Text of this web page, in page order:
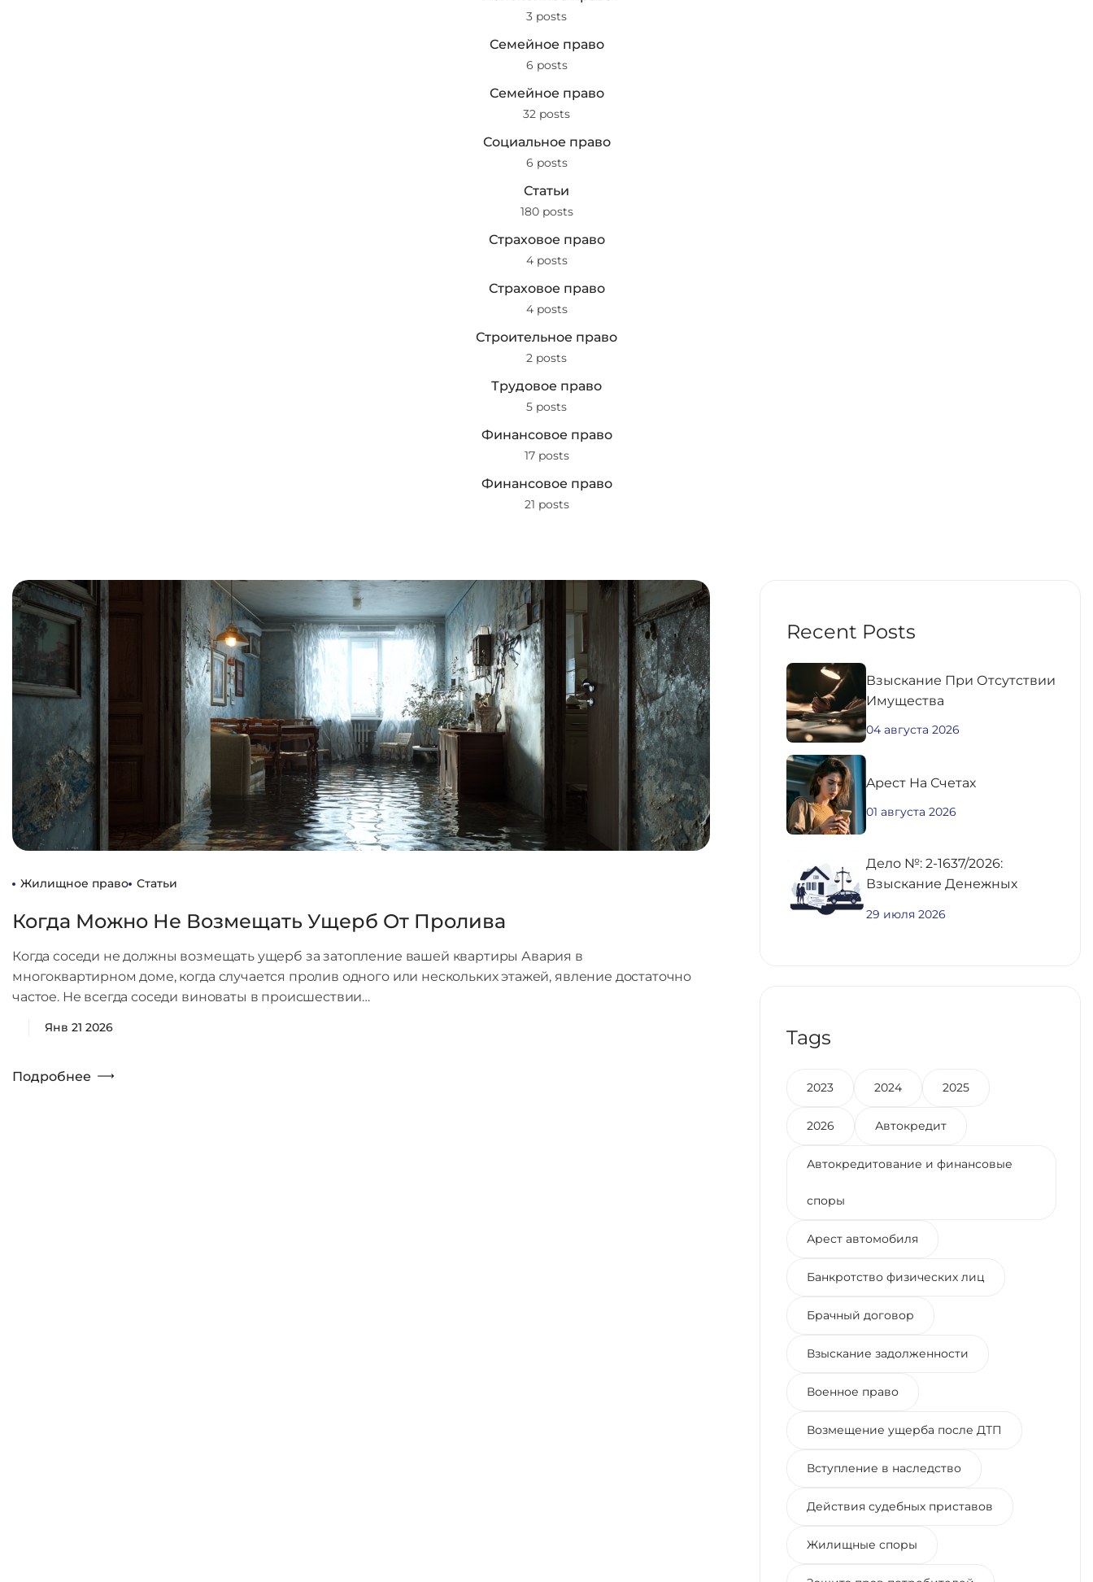
3 posts
Семейное право
6 posts
Семейное право
32 posts
Социальное право
6 posts
Статьи
180 posts
Страховое право
4 posts
Страховое право
4 posts
Строительное право
2 posts
Трудовое право
5 posts
Финансовое право
17 posts
Финансовое право
21 posts
Жилищное право Статьи
Когда Можно Не Возмещать Ущерб От Пролива
Когда соседи не должны возмещать ущерб за затопление вашей квартиры Авария в
многоквартирном доме, когда случается пролив одного или нескольких этажей, явление достаточно
частое. Не всегда соседи виноваты в происшествии…
Янв 21 2026
Подробнее
Recent Posts
Взыскание При Отсутствии
Имущества
04 августа 2026
Aрест На Счетах
01 августа 2026
Дело №: 2-1637/2026:
Взыскание Денежных
29 июля 2026
Tags
2023 2024 2025
2026 Автокредит
Автокредитование и финансовые
споры
Арест автомобиля
Банкротство физических лиц
Брачный договор
Взыскание задолженности
Военное право
Возмещение ущерба после ДТП
Вступление в наследство
Действия судебных приставов
Жилищные споры